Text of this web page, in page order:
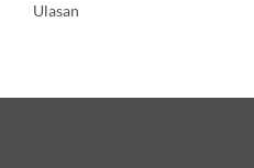
Ulasan